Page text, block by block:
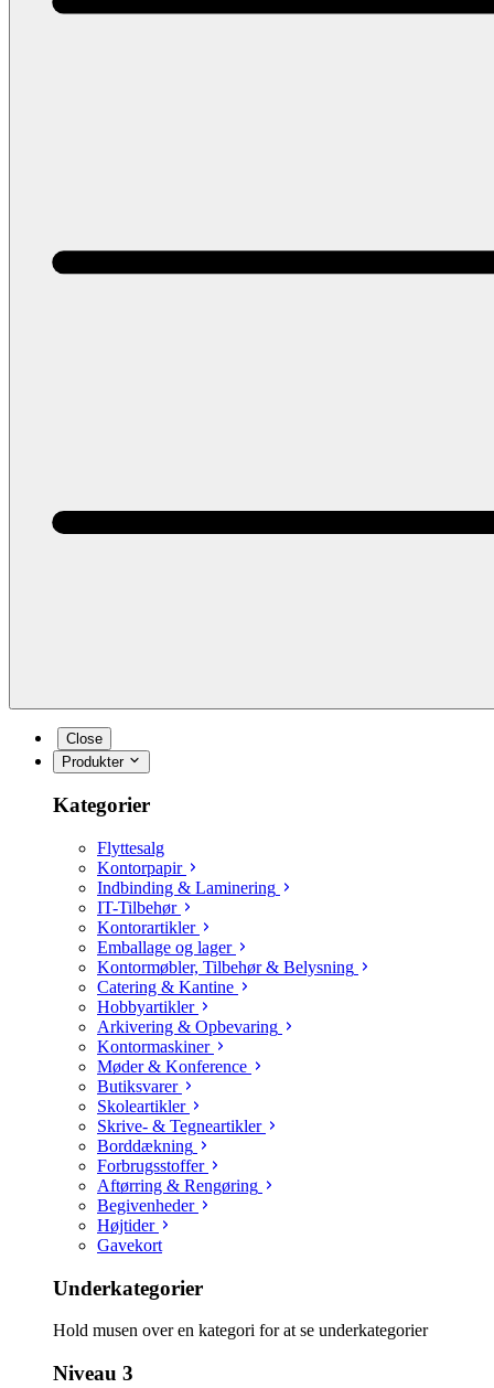
Close
Produkter
Kategorier
Flyttesalg
Kontorpapir
Indbinding & Laminering
IT-Tilbehør
Kontorartikler
Emballage og lager
Kontormøbler, Tilbehør & Belysning
Catering & Kantine
Hobbyartikler
Arkivering & Opbevaring
Kontormaskiner
Møder & Konference
Butiksvarer
Skoleartikler
Skrive- & Tegneartikler
Borddækning
Forbrugsstoffer
Aftørring & Rengøring
Begivenheder
Højtider
Gavekort
Underkategorier
Hold musen over en kategori for at se underkategorier
Niveau 3